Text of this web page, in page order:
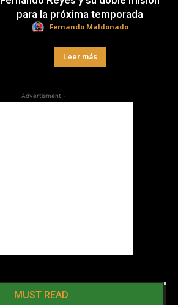
para la próxima temporada
Fernando Maldonado
Leer más
- Advertisment -
MUST READ